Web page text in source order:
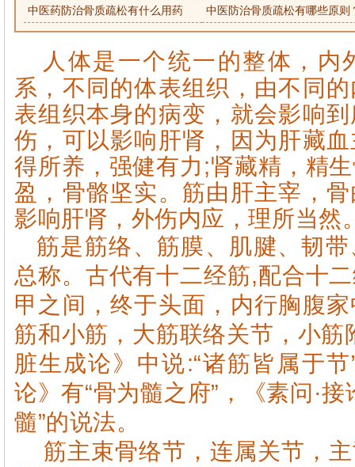
中医药防治骨质疏松有什么用药
中医防治骨质疏松有哪些原则
人体是一个统一的整体，内
系，不同的体表组织，由不同
表组织本身的病变，就会影响
伤，可以影响肝肾，因为肝藏
得所养，强健有力;肾藏精，精
盈，骨骼坚实。筋由肝主宰，
影响肝肾，外伤内应，理所当然
筋是筋络、筋膜、肌腱、韧
总称。古代有十二经筋,配合十
甲之间，终于头面，内行胸腹
筋和小筋，大筋联络关节，小筋
脏生成论》中说:“诸筋皆属于
论》有“骨为髓之府”，《素问·
髓”的说法。
筋主束骨络节，连属关节，